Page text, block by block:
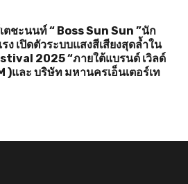
ชะนนท์ “ Boss Sun Sun ”นัก
เปิดตัวระบบแสงสีเสียงสุดล้ำใน
2025 “ภายใต้แบรนด์ เวิลด์
)และ บริษัท มหานครเอ็นเตอร์เท